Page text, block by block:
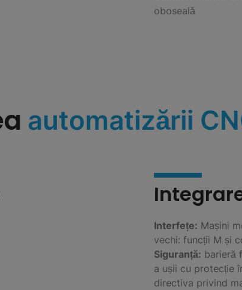
oboseală
automatizării
Interfețe: Mașini
vechi: funcții M și
Siguranță: barieră
a ușii cu protecție
directiva privind